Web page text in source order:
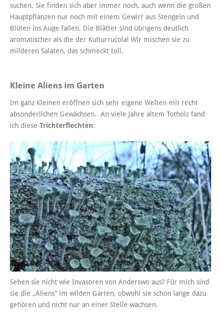
suchen. Sie finden sich aber immer noch, auch wenn die großen
Hauptpflanzen nur noch mit einem Gewirr aus Stengeln und
Blüten ins Auge fallen. Die Blätter sind übrigens deutlich
aromatischer als die der Kulturrucola! Wir mischen sie zu
milderen Salaten, das schmeckt toll.
Kleine Aliens im Garten
Im ganz Kleinen eröffnen sich sehr eigene Welten mit recht
absonderlichen Gewächsen. An viele Jahre altem Totholz fand
ich diese Trichterflechten:
Sehen sie nicht wie Invasoren von Anderswo aus? Für mich sind
sie die „Aliens“ im wilden Garten, obwohl sie schon lange dazu
gehören und nicht nur an einer Stelle wachsen.